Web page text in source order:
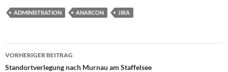
ADMINISTRATION ANARCON JIRA
Beitragsnavigation
VORHERIGER BEITRAG
Standortverlegung nach Murnau am Staffelsee